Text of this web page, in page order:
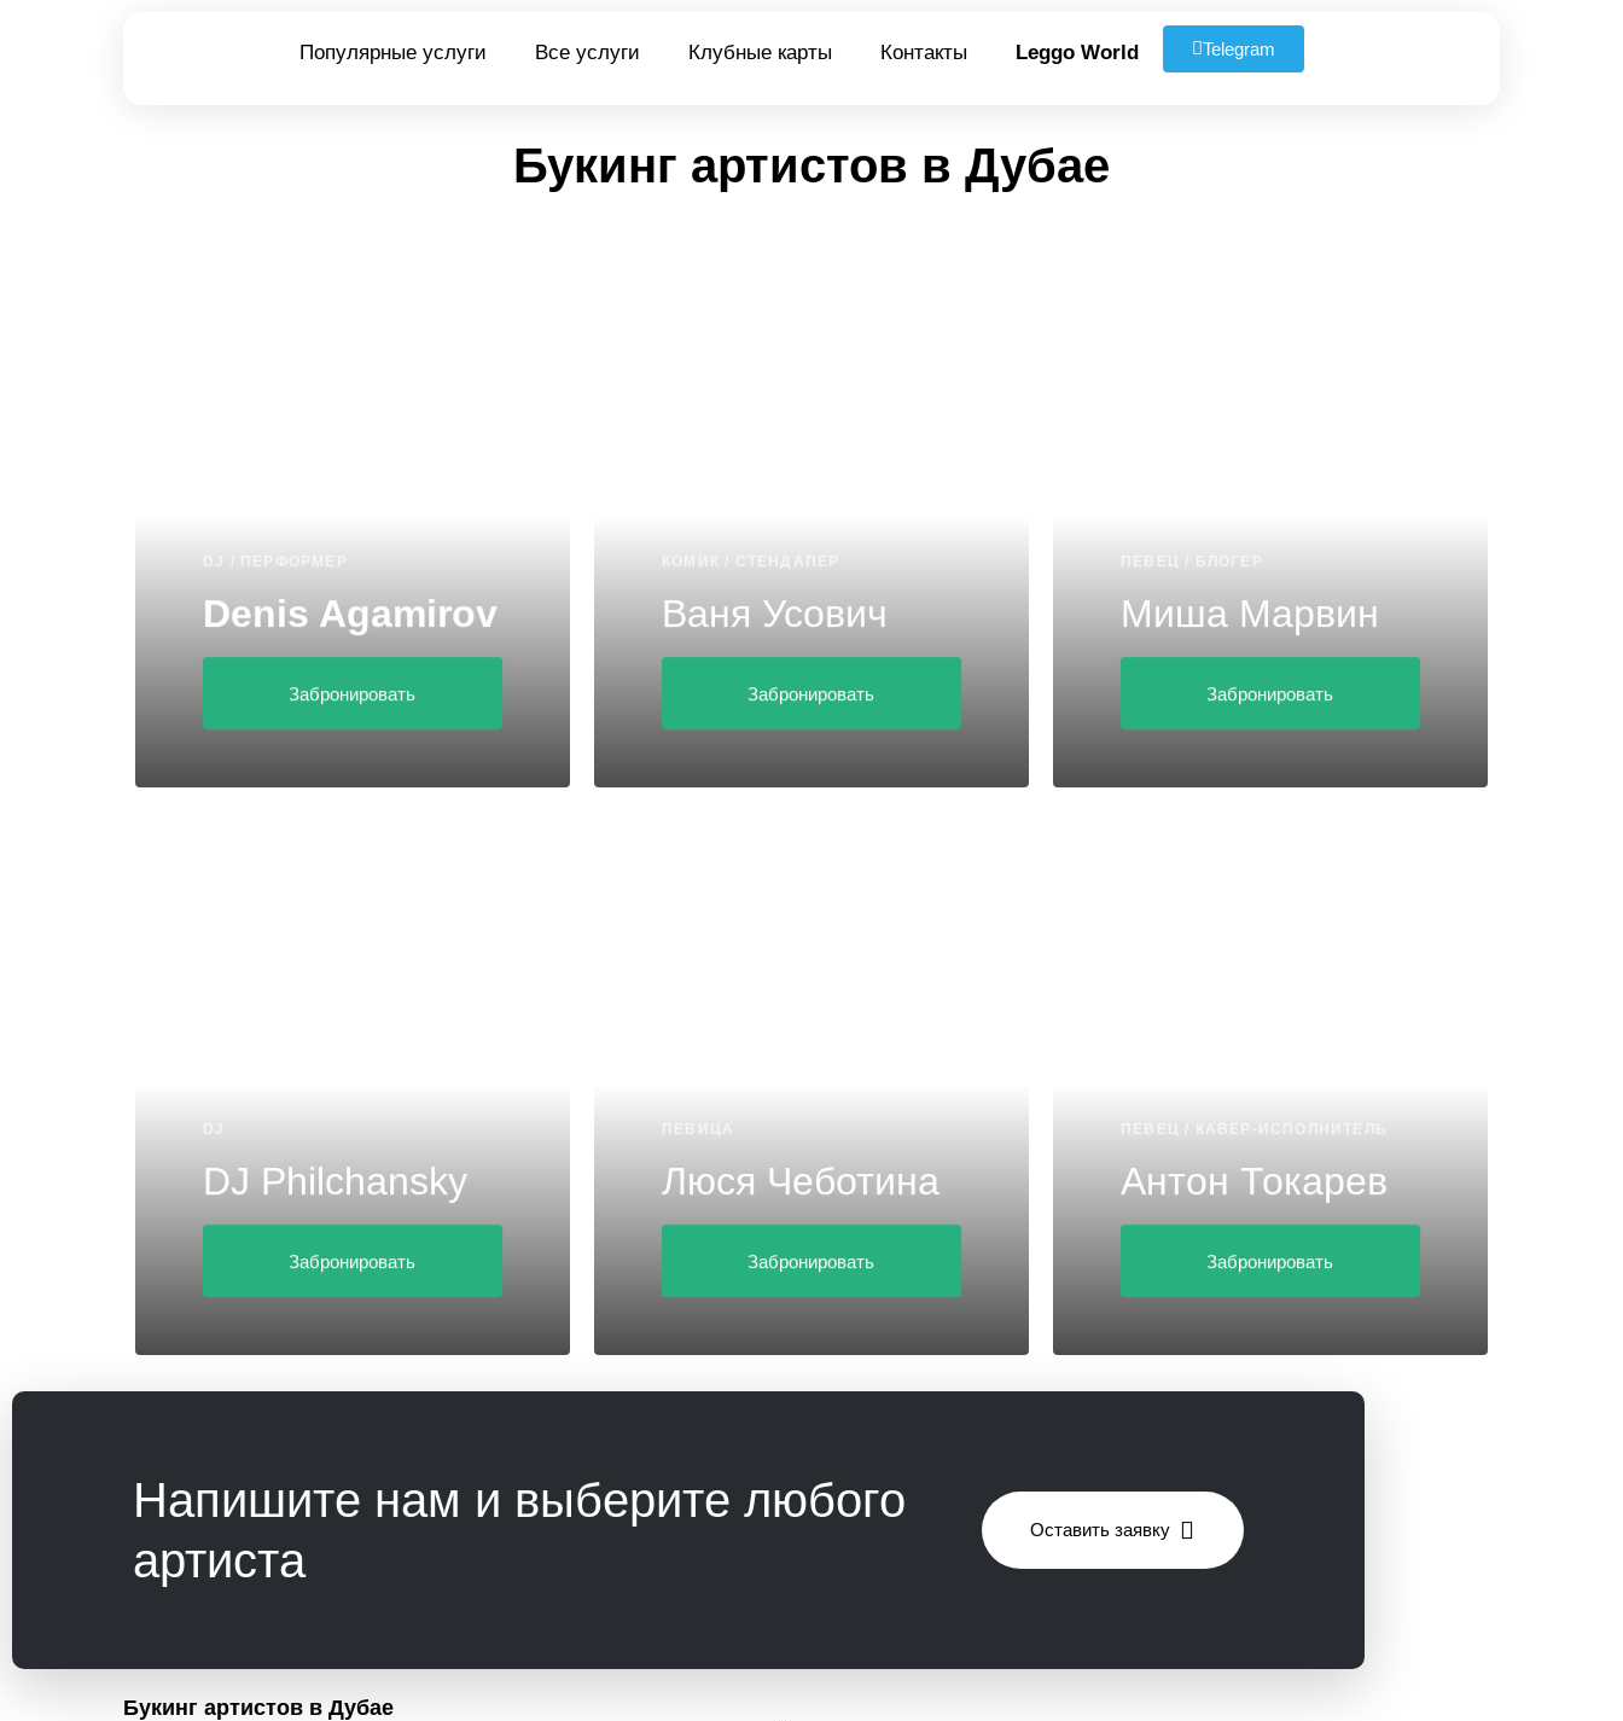
Популярные услуги Все услуги Клубные карты Контакты Leggo World Telegram
Букинг артистов в Дубае
DJ / ПЕРФОРМЕР
Denis Agamirov
Забронировать
КОМИК / СТЕНДАПЕР
Ваня Усович
Забронировать
ПЕВЕЦ / БЛОГЕР
Миша Марвин
Забронировать
DJ Philchansky
Забронировать
ПЕВИЦА
Люся Чеботина
Забронировать
ПЕВЕЦ / КАВЕР-ИСПОЛНИТЕЛЬ
Антон Токарев
Забронировать
Напишите нам и выберите любого
артиста
Оставить заявку
Букинг артистов в Дубае